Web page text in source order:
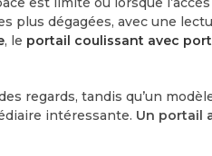
plus dégagées, avec une
, le portail coulissant avec
regards, tandis qu’un
intéressante. Un portail